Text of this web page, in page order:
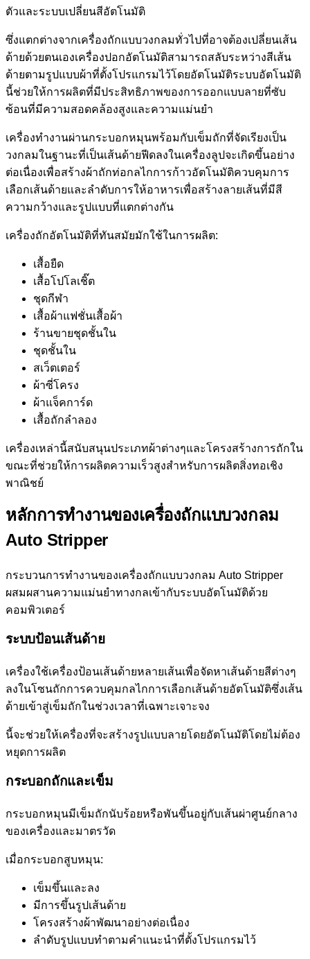
ตัวและระบบเปลี่ยนสีอัตโนมัติ
ซึ่งแตกต่างจากเครื่องถักแบบวงกลมทั่วไปที่อาจต้องเปลี่ยนเส้น
ด้ายด้วยตนเองเครื่องปอกอัตโนมัติสามารถสลับระหว่างสีเส้น
ด้ายตามรูปแบบผ้าที่ตั้งโปรแกรมไว้โดยอัตโนมัติระบบอัตโนมัติ
นี้ช่วยให้การผลิตที่มีประสิทธิภาพของการออกแบบลายที่ซับ
ซ้อนที่มีความสอดคล้องสูงและความแม่นยำ
เครื่องทำงานผ่านกระบอกหมุนพร้อมกับเข็มถักที่จัดเรียงเป็น
วงกลมในฐานะที่เป็นเส้นด้ายฟีดลงในเครื่องลูปจะเกิดขึ้นอย่าง
ต่อเนื่องเพื่อสร้างผ้าถักท่อกลไกการก้าวอัตโนมัติควบคุมการ
เลือกเส้นด้ายและลำดับการให้อาหารเพื่อสร้างลายเส้นที่มีสี
ความกว้างและรูปแบบที่แตกต่างกัน
เครื่องถักอัตโนมัติที่ทันสมัยมักใช้ในการผลิต:
เสื้อยืด
เสื้อโปโลเชิ๊ต
ชุดกีฬา
เสื้อผ้าแฟชั่นเสื้อผ้า
ร้านขายชุดชั้นใน
ชุดชั้นใน
สเว็ตเตอร์
ผ้าซี่โครง
ผ้าแจ็คการ์ด
เสื้อถักลำลอง
เครื่องเหล่านี้สนับสนุนประเภทผ้าต่างๆและโครงสร้างการถักใน
ขณะที่ช่วยให้การผลิตความเร็วสูงสำหรับการผลิตสิ่งทอเชิง
พาณิชย์
หลักการทำงานของเครื่องถักแบบวงกลม
Auto Stripper
กระบวนการทำงานของเครื่องถักแบบวงกลม Auto Stripper
ผสมผสานความแม่นยำทางกลเข้ากับระบบอัตโนมัติด้วย
คอมพิวเตอร์
ระบบป้อนเส้นด้าย
เครื่องใช้เครื่องป้อนเส้นด้ายหลายเส้นเพื่อจัดหาเส้นด้ายสีต่างๆ
ลงในโซนถักการควบคุมกลไกการเลือกเส้นด้ายอัตโนมัติซึ่งเส้น
ด้ายเข้าสู่เข็มถักในช่วงเวลาที่เฉพาะเจาะจง
นี้จะช่วยให้เครื่องที่จะสร้างรูปแบบลายโดยอัตโนมัติโดยไม่ต้อง
หยุดการผลิต
กระบอกถักและเข็ม
กระบอกหมุนมีเข็มถักนับร้อยหรือพันขึ้นอยู่กับเส้นผ่าศูนย์กลาง
ของเครื่องและมาตรวัด
เมื่อกระบอกสูบหมุน:
เข็มขึ้นและลง
มีการขึ้นรูปเส้นด้าย
โครงสร้างผ้าพัฒนาอย่างต่อเนื่อง
ลำดับรูปแบบทำตามคำแนะนำที่ตั้งโปรแกรมไว้